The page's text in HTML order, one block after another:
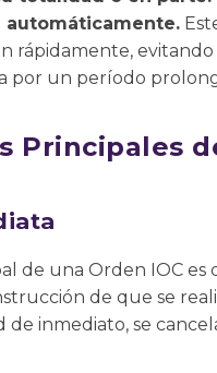
automáticamente.
rápidamente,
por un período
Principales
de una Orden IOC
de que se
de inmediato, se